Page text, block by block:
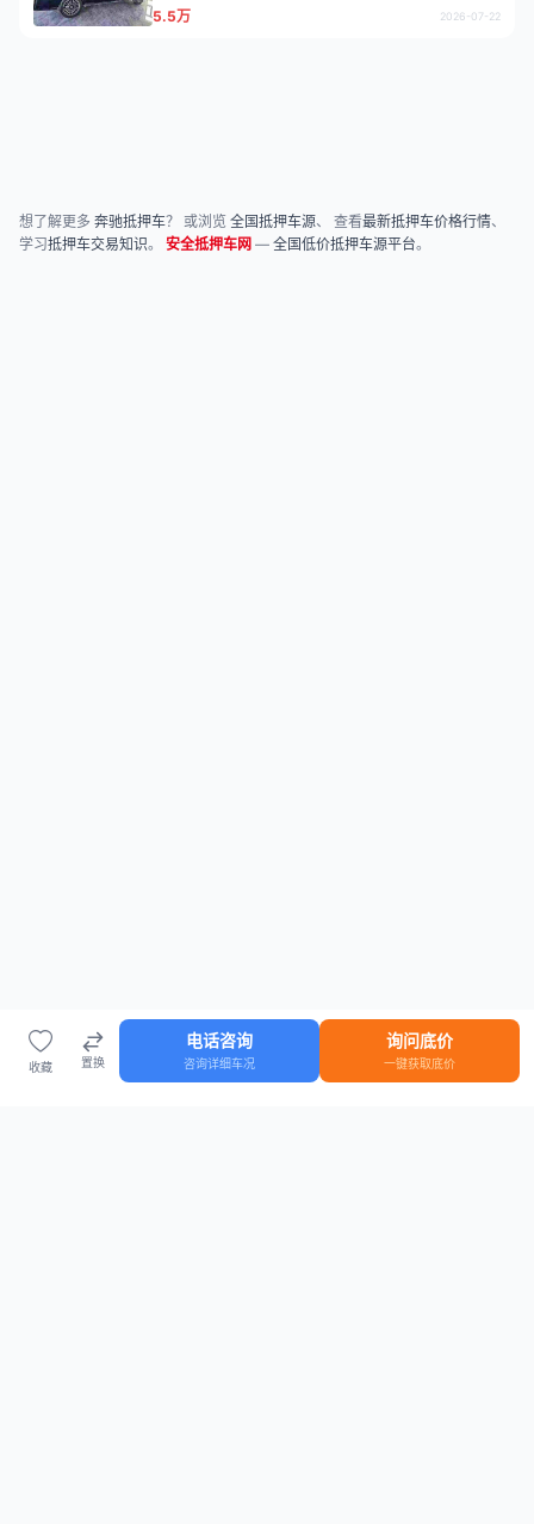
5.5万 2026-07-22
收藏 置换
电话咨询
咨询详细车况
询问底价
一键获取底价
想了解更多 奔驰抵押车？ 或浏览 全国抵押车源、 查看最新抵押车价格行情、
学习抵押车交易知识。 安全抵押车网 — 全国低价抵押车源平台。
车源 知识 登录